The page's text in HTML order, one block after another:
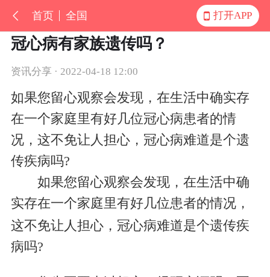
首页 全国 打开APP
冠心病有家族遗传吗？
资讯分享 · 2022-04-18 12:00
如果您留心观察会发现，在生活中确实存
在一个家庭里有好几位冠心病患者的情
况，这不免让人担心，冠心病难道是个遗
传疾病吗?
如果您留心观察会发现，在生活中确
实存在一个家庭里有好几位患者的情况，
这不免让人担心，冠心病难道是个遗传疾
病吗?